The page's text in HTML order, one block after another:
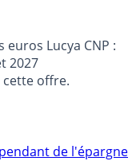
euros Lucya CNP :
2027
cette offre.
de l'épargne